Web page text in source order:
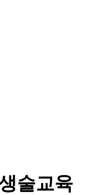
술교육